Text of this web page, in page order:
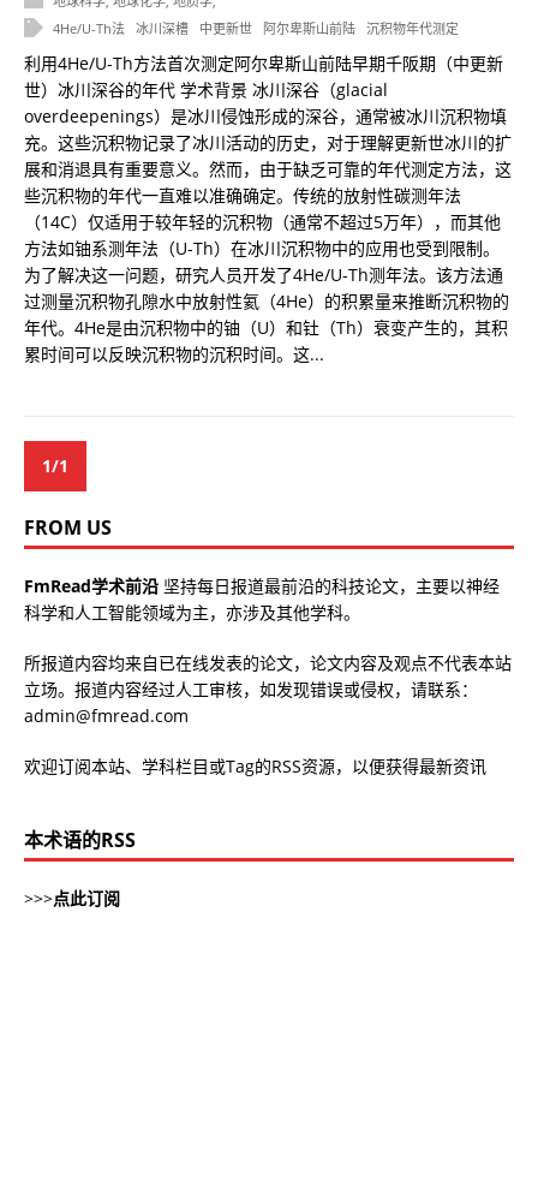
4He/U-Th法 冰川深槽 中更新世 阿尔卑斯山前陆 沉积物年代测定
利用4He/U-Th方法首次测定阿尔卑斯山前陆早期千阪期（中更新
世）冰川深谷的年代 学术背景 冰川深谷（glacial
overdeepenings）是冰川侵蚀形成的深谷，通常被冰川沉积物填
充。这些沉积物记录了冰川活动的历史，对于理解更新世冰川的扩
展和消退具有重要意义。然而，由于缺乏可靠的年代测定方法，这
些沉积物的年代一直难以准确确定。传统的放射性碳测年法
（14C）仅适用于较年轻的沉积物（通常不超过5万年），而其他
方法如铀系测年法（U-Th）在冰川沉积物中的应用也受到限制。
为了解决这一问题，研究人员开发了4He/U-Th测年法。该方法通
过测量沉积物孔隙水中放射性氦（4He）的积累量来推断沉积物的
年代。4He是由沉积物中的铀（U）和钍（Th）衰变产生的，其积
累时间可以反映沉积物的沉积时间。这...
1/1
FROM US
FmRead学术前沿 坚持每日报道最前沿的科技论文，主要以神经
科学和人工智能领域为主，亦涉及其他学科。
所报道内容均来自已在线发表的论文，论文内容及观点不代表本站
立场。报道内容经过人工审核，如发现错误或侵权，请联系：
admin@fmread.com
欢迎订阅本站、学科栏目或Tag的RSS资源，以便获得最新资讯
本术语的RSS
>>>点此订阅